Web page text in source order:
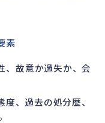
素
、故意か過失か、会
、過去の処分歴、